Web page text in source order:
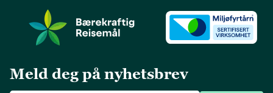
Meld deg på nyhetsbrev